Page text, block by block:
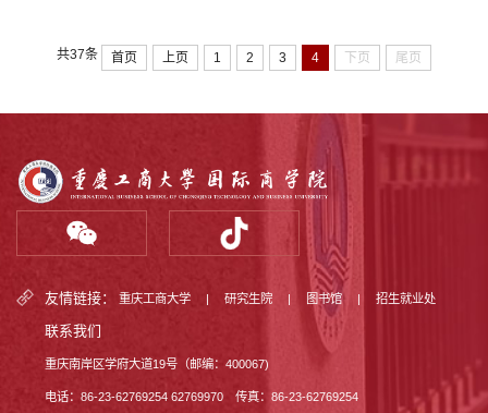
共37条 首页 上页 1 2 3 4 下页 尾页
友情链接： 重庆工商大学 | 研究生院 | 图书馆 | 招生就业处
联系我们
重庆南岸区学府大道19号（邮编：400067)
电话：86-23-62769254 62769970 传真：86-23-62769254